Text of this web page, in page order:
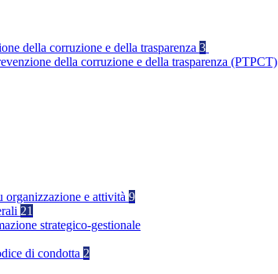
della corruzione e della trasparenza 3
della corruzione e della trasparenza (PTPCT)
e attività 9
21
strategico-gestionale
di condotta 2